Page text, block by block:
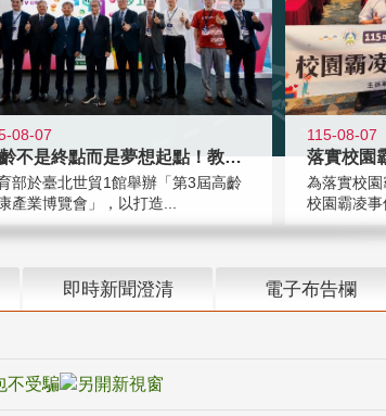
08-07
高齡不是終點而是夢想起點！教育部打
部於臺北世貿1館舉辦「第3屆高齡
產業博覽會」，以打造...
115-08-07
為落實校
校園霸凌事
即時新聞澄清 電子布告欄
不受騙